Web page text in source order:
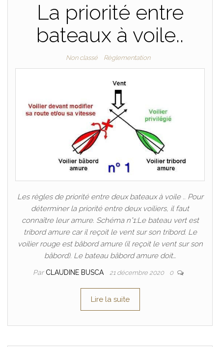
La priorité entre
bateaux à voile..
Non classé Règlementation
Les règles de priorité entre deux bateaux à voile .. Pour
déterminer la priorité entre deux voiliers, il faut
connaître leur amure. Schéma n°1:Le bateau vert est
tribord amure car il reçoit le vent sur son tribord. Le
voilier rouge est bâbord amure (il reçoit le vent sur son
bâbord). Le bateau bâbord amure doit…
Par CLAUDINE BUSCA 21 décembre 2020 0
Lire la suite